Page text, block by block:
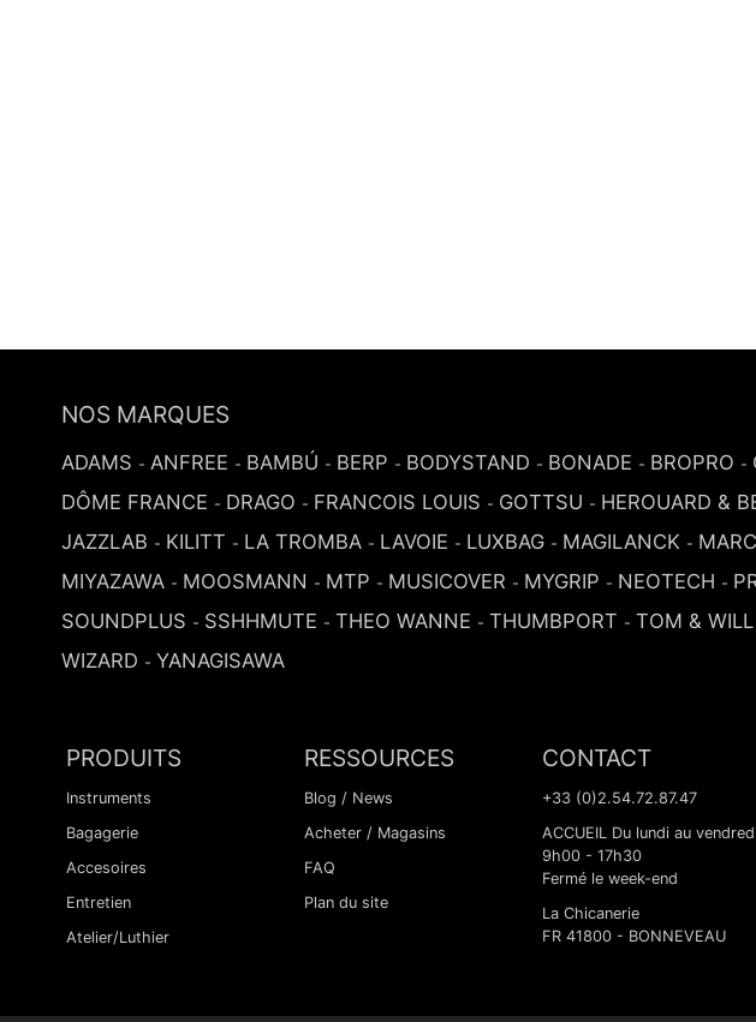
NOS MARQUES
ADAMS - ANFREE - BAMBÚ - BERP - BODYSTAND - BONADE - BROPRO -
DÔME FRANCE - DRAGO - FRANCOIS LOUIS - GOTTSU - HEROUARD &
JAZZLAB - KILITT - LA TROMBA - LAVOIE - LUXBAG - MAGILANCK -
MIYAZAWA - MOOSMANN - MTP - MUSICOVER - MYGRIP - NEOTECH -
SOUNDPLUS - SSHHMUTE - THEO WANNE - THUMBPORT - TOM & WILL
WIZARD - YANAGISAWA
PRODUITS
Instruments
Bagagerie
Accesoires
Entretien
Atelier/Luthier
RESSOURCES
Blog / News
Acheter / Magasins
FAQ
Plan du site
CONTACT
+33 (0)2.54.72.87.47
ACCUEIL Du lundi au
9h00 - 17h30
Fermé le week-end
La Chicanerie
FR 41800 - BONNEVEAU